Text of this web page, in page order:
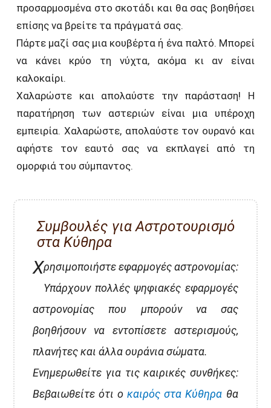
προσαρμοσμένα στο σκοτάδι και θα σας βοηθήσει
επίσης να βρείτε τα πράγματά σας.
Πάρτε μαζί σας μια κουβέρτα ή ένα παλτό. Μπορεί
να κάνει κρύο τη νύχτα, ακόμα κι αν είναι
καλοκαίρι.
Χαλαρώστε και απολαύστε την παράσταση! Η
παρατήρηση των αστεριών είναι μια υπέροχη
εμπειρία. Χαλαρώστε, απολαύστε τον ουρανό και
αφήστε τον εαυτό σας να εκπλαγεί από τη
ομορφιά του σύμπαντος.
Συμβουλές για Αστροτουρισμό
στα Κύθηρα
Χρησιμοποιήστε εφαρμογές αστρονομίας:
Υπάρχουν πολλές ψηφιακές εφαρμογές
αστρονομίας που μπορούν να σας
βοηθήσουν να εντοπίσετε αστερισμούς,
πλανήτες και άλλα ουράνια σώματα.
Ενημερωθείτε για τις καιρικές συνθήκες:
Βεβαιωθείτε ότι ο καιρός στα Κύθηρα θα